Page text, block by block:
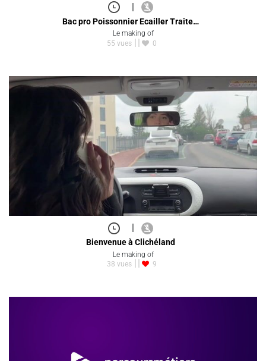
|
Bac pro Poissonnier Ecailler Traite…
Le making of
55 vues
0
|
Bienvenue à Clichéland
Le making of
38 vues
9